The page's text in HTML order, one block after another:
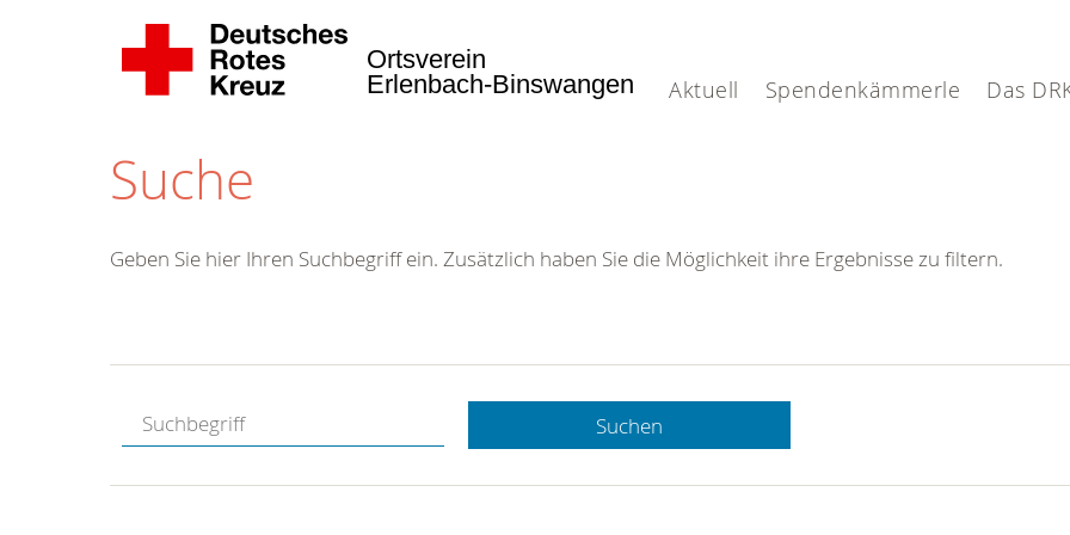
Aktuell Spendenkämmerle Das
Ortsverein
Erlenbach-Binswangen
Suche
Hotline.
gerne.
Geben Sie hier Ihren Suchbegriff ein. Zusätzlich haben Sie die Möglichkeit ihre Ergebnisse zu filtern.
Suchen